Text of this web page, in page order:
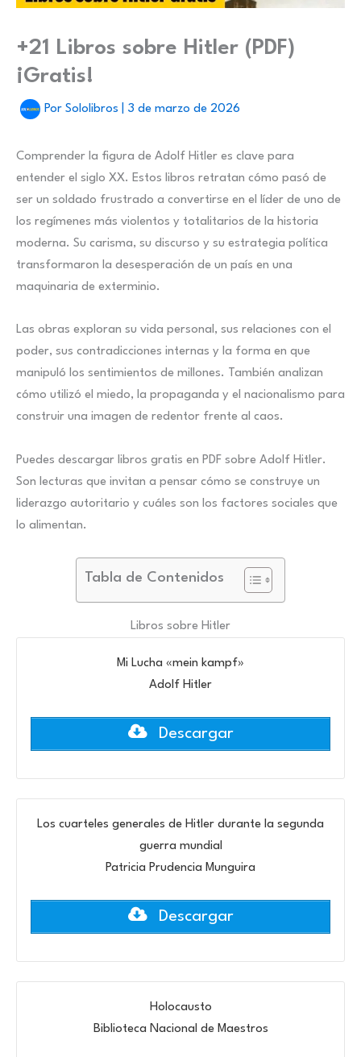
+21 Libros sobre Hitler (PDF)
¡Gratis!
Por Sololibros 3 de marzo de 2026
Comprender la figura de Adolf Hitler es clave para
entender el siglo XX. Estos libros retratan cómo pasó de
ser un soldado frustrado a convertirse en el líder de uno de
los regímenes más violentos y totalitarios de la historia
moderna. Su carisma, su discurso y su estrategia política
transformaron la desesperación de un país en una
maquinaria de exterminio.
Las obras exploran su vida personal, sus relaciones con el
poder, sus contradicciones internas y la forma en que
manipuló los sentimientos de millones. También analizan
cómo utilizó el miedo, la propaganda y el nacionalismo para
construir una imagen de redentor frente al caos.
Puedes descargar libros gratis en PDF sobre Adolf Hitler.
Son lecturas que invitan a pensar cómo se construye un
liderazgo autoritario y cuáles son los factores sociales que
lo alimentan.
Tabla de Contenidos
Libros sobre Hitler
Mi Lucha «mein kampf»
Adolf Hitler
Descargar
Los cuarteles generales de Hitler durante la segunda
guerra mundial
Patricia Prudencia Munguira
Descargar
Holocausto
Biblioteca Nacional de Maestros